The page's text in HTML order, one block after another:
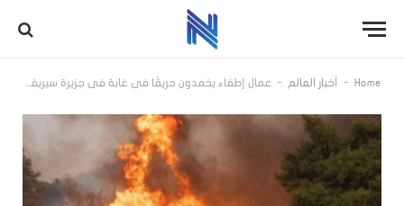
Home
- أخبار العالم - عمال إطفاء يخمدون حريقًا في غابة في جزيرة سيريفوس اليونانية